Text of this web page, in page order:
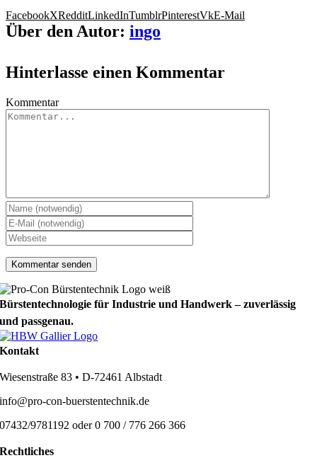
FacebookXRedditLinkedInTumblrPinterestVkE-Mail
Über den Autor: ingo
Hinterlasse einen Kommentar
Kommentar
Bürstentechnologie für Industrie und Handwerk – zuverlässig
und passgenau.
Kontakt
Wiesenstraße 83 • D-72461 Albstadt
info@pro-con-buerstentechnik.de
07432/9781192 oder 0 700 / 776 266 366
Rechtliches